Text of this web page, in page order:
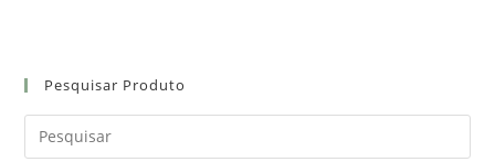
Pesquisar Produto